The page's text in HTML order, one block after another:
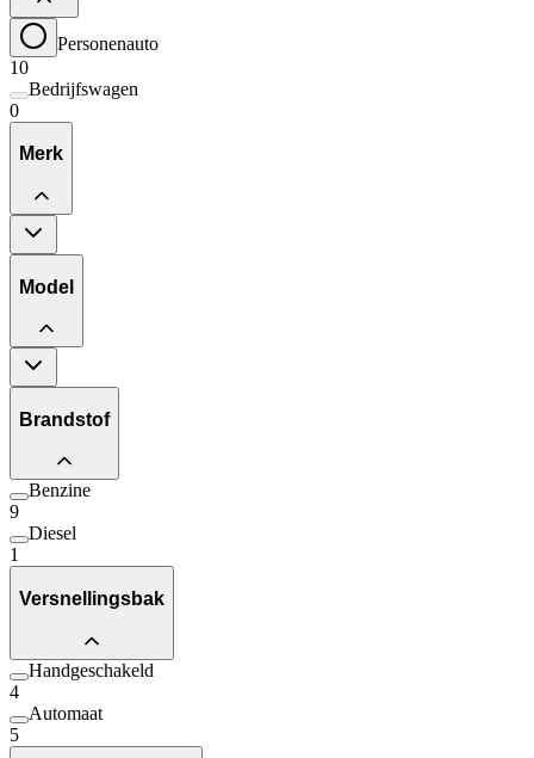
Personenauto
10
Bedrijfswagen
0
Merk
Model
Brandstof
Benzine
9
Diesel
1
Versnellingsbak
Handgeschakeld
4
Automaat
5